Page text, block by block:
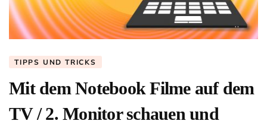
TIPPS UND TRICKS
Mit dem Notebook Filme auf dem
TV / 2. Monitor schauen und